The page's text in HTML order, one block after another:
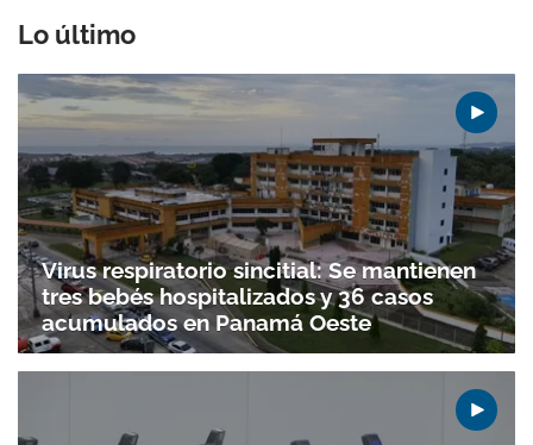
Gracias por suscribirte a nuestro boletín.
Lo último
Virus respiratorio sincitial: Se mantienen
tres bebés hospitalizados y 36 casos
acumulados en Panamá Oeste